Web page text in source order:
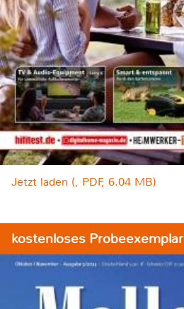
Jetzt laden (, PDF, 6.04 MB)
kostenloses Probeexemplar